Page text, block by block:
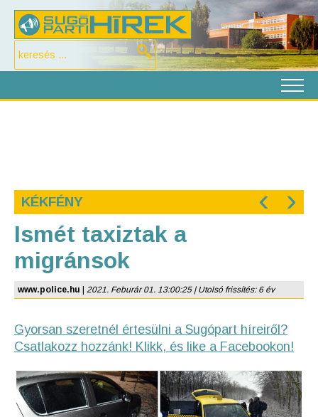
KÉKFÉNY ‹ ›
Ismét taxiztak a
migránsok
www.police.hu 2021. Feburár 01. 13:00:25 | Utolsó frissítés: 6 év
Gyorsan szeretnél értesülni a Sugópart híreiről?
Csatlakozz hozzánk! Klikk, és like a Facebookon!